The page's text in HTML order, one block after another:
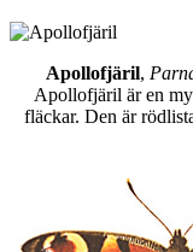
Apollofjäril,
Apollofjäril är en
fläckar. Den är